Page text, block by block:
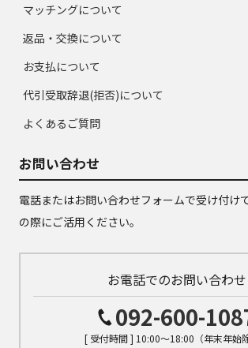
マッチングについて
返品・交換について
お支払について
代引受取辞退(拒否)について
よくあるご質問
お問い合わせ
電話またはお問い合わせフォームで受け付け
の際にご活用ください。
お電話でのお問い合わせ
092-600-
[ 受付時間 ] 10:00～18:00（年末年始除